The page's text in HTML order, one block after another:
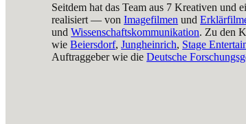
Seitdem hat das Team aus 7 Kreativen
realisiert — vonImagefilmen und
undWissenschaftskommunikation. Zu den
wieBeiersdorf,Jungheinrich, Stage
Auftraggeber wie dieDeutsche